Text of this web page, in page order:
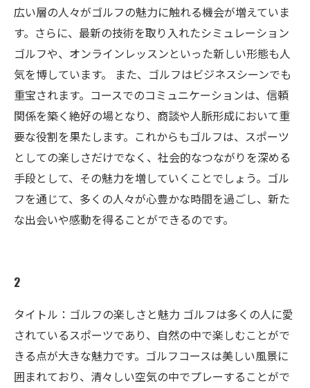
広い層の人々がゴルフの魅力に触れる機会が増えていま
す。さらに、最新の技術を取り入れたシミュレーション
ゴルフや、オンラインレッスンといった新しい形態も人
気を博しています。 また、ゴルフはビジネスシーンでも
重宝されます。コースでのコミュニケーションは、信頼
関係を築く絶好の場となり、商談や人脈形成において重
要な役割を果たします。これからもゴルフは、スポーツ
としての楽しさだけでなく、社会的なつながりを深める
手段として、その魅力を増していくことでしょう。ゴル
フを通じて、多くの人々が心豊かな時間を過ごし、新た
な出会いや感動を得ることができるのです。
2
タイトル：ゴルフの楽しさと魅力 ゴルフは多くの人に愛
されているスポーツであり、自然の中で楽しむことがで
きる点が大きな魅力です。ゴルフコースは美しい風景に
囲まれており、清々しい空気の中でプレーすることがで